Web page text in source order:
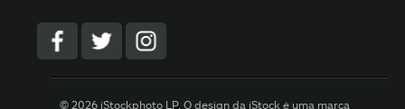
© 2026 iStockphoto LP. O design da iStock é uma marca